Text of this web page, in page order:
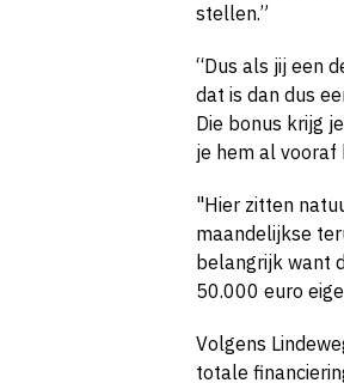
stellen.”
“Dus als jij een
dat is dan dus
Die bonus krijg
je hem al vooraf
"Hier zitten
maandelijkse
belangrijk want
50.000 euro
Volgens
totale